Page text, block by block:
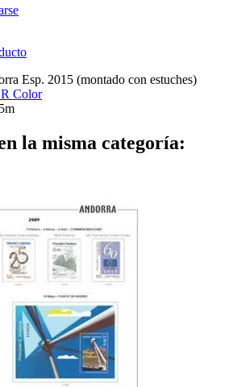
Esp. 2015 (montado con estuches)
Color
la misma categoría: